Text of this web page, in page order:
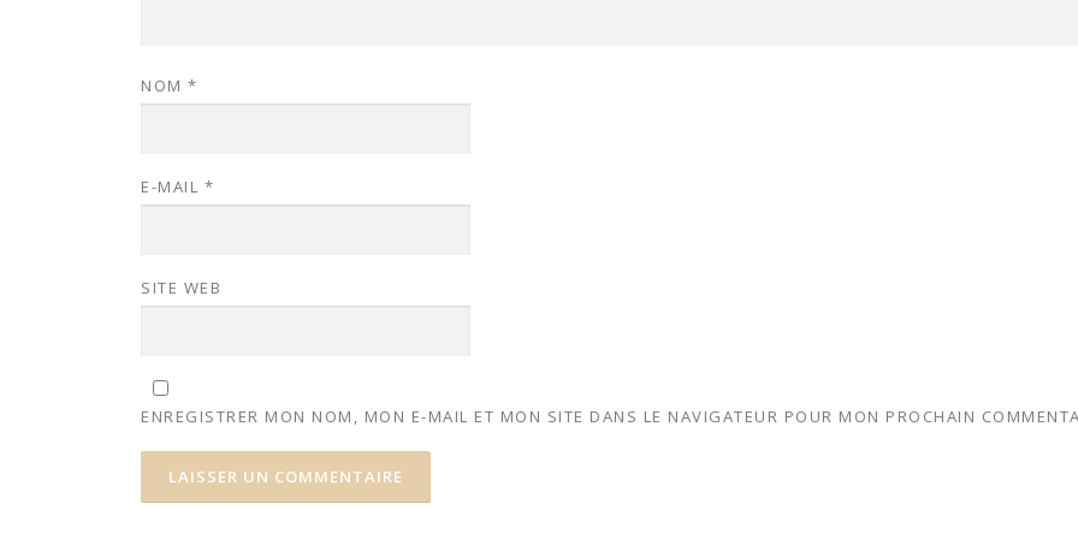
NOM *
E-MAIL *
SITE WEB
ENREGISTRER MON NOM, MON E-MAIL ET MON SITE DANS LE NAVIGATEUR POUR MON PROCHAIN